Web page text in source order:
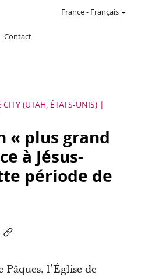
Contact
France- Français
CITY (UTAH, ÉTATS-UNIS)
« plus grand
à Jésus-
période de
l’Église de